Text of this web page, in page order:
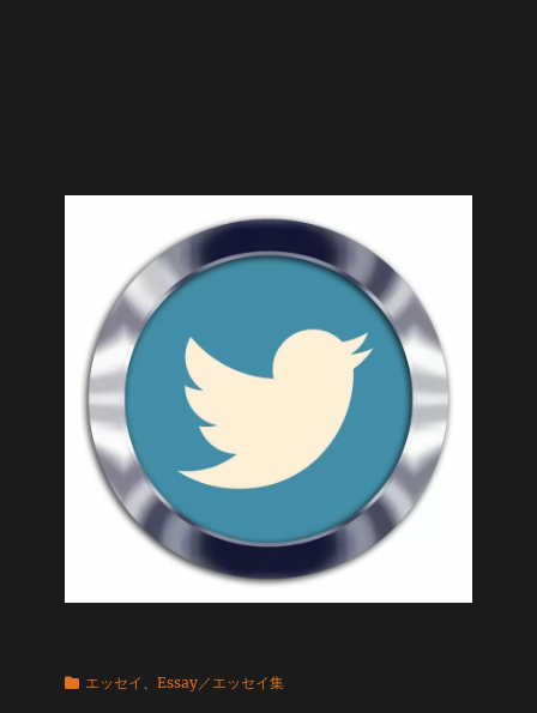
カ エッセイ 、 Essay／エッセイ集